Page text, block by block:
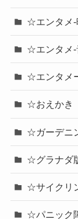
☆エンタメ-
☆エンタメ-
☆エンタメ
☆おえかき
☆ガーデニ
☆グラナダ
☆サイクリ
☆パニック